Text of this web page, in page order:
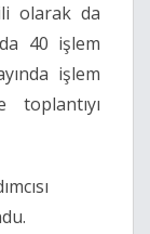
olarak da
40 işlem
işlem
toplantıyı